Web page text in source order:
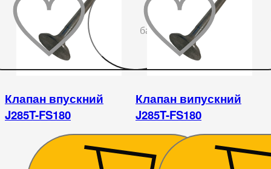
бажаного
Клапан впускний
J285T-FS180
Клапан випускний
J285T-FS180